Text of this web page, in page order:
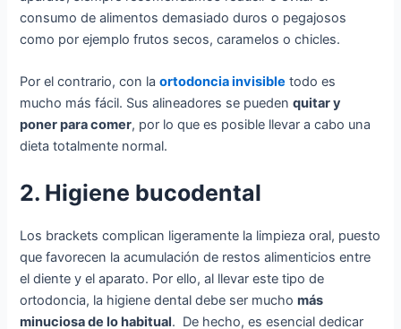
consumo de alimentos demasiado duros o pegajosos
como por ejemplo frutos secos, caramelos o chicles.
Por el contrario, con laortodoncia invisible todo es
mucho más fácil. Sus alineadores se puedenquitar y
poner para comer, por lo que es posible llevar a cabo una
dieta totalmente normal.
2. Higiene bucodental
Los brackets complican ligeramente la limpieza oral, puesto
que favorecen la acumulación de restos alimenticios entre
el diente y el aparato. Por ello, al llevar este tipo de
ortodoncia, la higiene dental debe ser muchomás
minuciosa de lo habitual. De hecho, es esencial dedicar